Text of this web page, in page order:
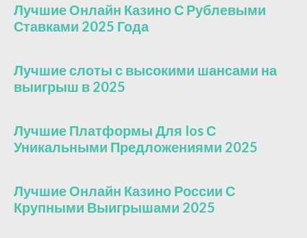
Лучшие Онлайн Казино С Рублевыми
Ставками 2025 Года
Лучшие слоты с высокими шансами на
выигрыш в 2025
Лучшие Платформы Для Ios С
Уникальными Предложениями 2025
Лучшие Онлайн Казино России С
Крупными Выигрышами 2025